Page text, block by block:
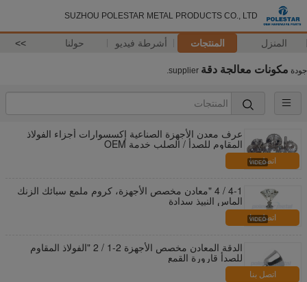
SUZHOU POLESTAR METAL PRODUCTS CO., LTD
المنزل المنتجات أشرطة فيديو حولنا >>
جودة مكونات معالجة دقة
عرف معدن الأجهزة الصناعية إكسسوارات أجزاء الفولاذ
المقاوم للصدأ / الصلب خدمة OEM
اتصل بنا
4-1 / 4 "معادن مخصص الأجهزة، كروم ملمع سبائك الزنك
الماس النبيذ سدادة
اتصل بنا
الدقة المعادن مخصص الأجهزة 2-1 / 2 "الفولاذ المقاوم
للصدأ قارورة القمع
اتصل بنا